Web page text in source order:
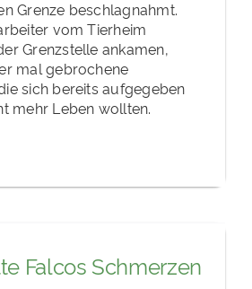
Grenze beschlagnahmt.
vom Tierheim
Grenzstelle ankamen,
mal gebrochene
sich bereits aufgegeben
mehr Leben wollten.
Falcos Schmerzen